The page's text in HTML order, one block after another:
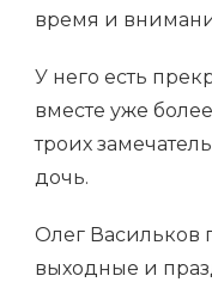
время и
У него есть
вместе уже
троих
дочь.
Олег Васильков
выходные и